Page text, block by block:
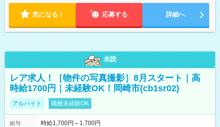
気になる！ 応募する 詳細へ
未読
レア求人！［物件の写真撮影］8月スタート｜高
時給1700円｜未経験OK！岡崎市(cb1sr02)
アルバイト 職種未経験OK
給与
時給1,700円～1,700円